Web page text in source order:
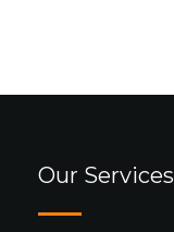
Our Services